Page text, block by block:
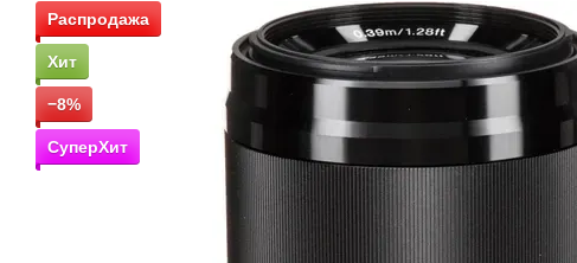
Распродажа
Хит
−8%
СуперХит